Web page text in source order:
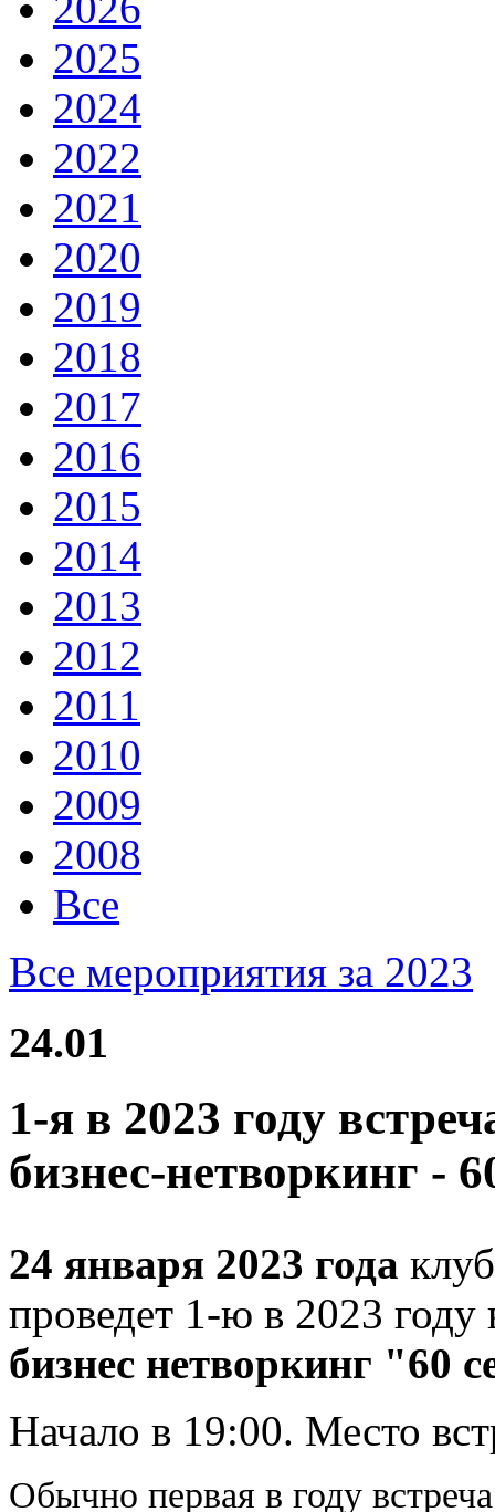
2025
2024
2022
2021
2020
2019
2018
2017
2016
2015
2014
2013
2012
2011
2010
2009
2008
Все
Все мероприятия за 2023
24.01
1-я в 2023 году
бизнес-нетворкинг -
24 января 2023 года
проведет 1-ю в 2023 году
бизнес нетворкинг "60
Начало в 19:00. Место
Обычно первая в году